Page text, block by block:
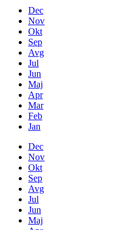
Dec
Nov
Okt
Sep
Avg
Jul
Jun
Maj
Apr
Mar
Feb
Jan
Dec
Nov
Okt
Sep
Avg
Jul
Jun
Maj